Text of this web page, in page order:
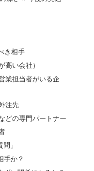
き相手
い会社）
業担当者がいる企
注先
どの専門パートナー
」
手か？